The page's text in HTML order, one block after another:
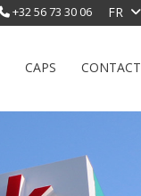
+32 56 73 30 06
FR
EN
CAPS CONTACT